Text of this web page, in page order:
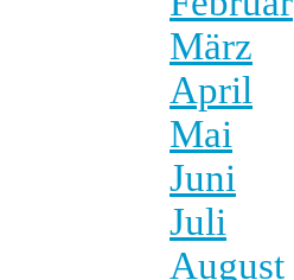
März
April
Mai
Juni
Juli
August